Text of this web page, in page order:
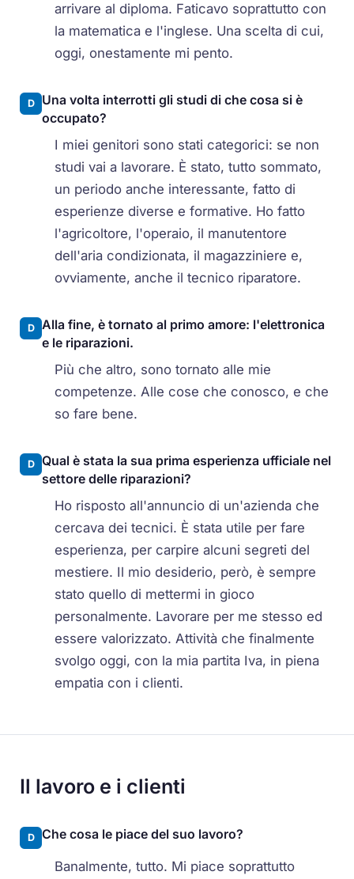
arrivare al diploma. Faticavo soprattutto con
la matematica e l'inglese. Una scelta di cui,
oggi, onestamente mi pento.
D
Una volta interrotti gli studi di che cosa si è
occupato?
I miei genitori sono stati categorici: se non
studi vai a lavorare. È stato, tutto sommato,
un periodo anche interessante, fatto di
esperienze diverse e formative. Ho fatto
l'agricoltore, l'operaio, il manutentore
dell'aria condizionata, il magazziniere e,
ovviamente, anche il tecnico riparatore.
D
Alla fine, è tornato al primo amore: l'elettronica
e le riparazioni.
Più che altro, sono tornato alle mie
competenze. Alle cose che conosco, e che
so fare bene.
D
Qual è stata la sua prima esperienza ufficiale nel
settore delle riparazioni?
Ho risposto all'annuncio di un'azienda che
cercava dei tecnici. È stata utile per fare
esperienza, per carpire alcuni segreti del
mestiere. Il mio desiderio, però, è sempre
stato quello di mettermi in gioco
personalmente. Lavorare per me stesso ed
essere valorizzato. Attività che finalmente
svolgo oggi, con la mia partita Iva, in piena
empatia con i clienti.
Il lavoro e i clienti
D Che cosa le piace del suo lavoro?
Banalmente, tutto. Mi piace soprattutto